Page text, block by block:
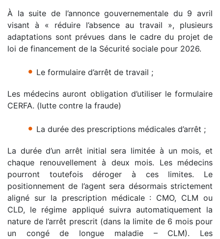
À la suite de l’annonce gouvernementale du 9 avril
visant à « réduire l’absence au travail », plusieurs
adaptations sont prévues dans le cadre du projet de
loi de financement de la Sécurité sociale pour 2026.
• Le formulaire d’arrêt de travail ;
Les médecins auront obligation d’utiliser le formulaire
CERFA. (lutte contre la fraude)
• La durée des prescriptions médicales d’arrêt ;
La durée d’un arrêt initial sera limitée à un mois, et
chaque renouvellement à deux mois. Les médecins
pourront toutefois déroger à ces limites. Le
positionnement de l’agent sera désormais strictement
aligné sur la prescription médicale : CMO, CLM ou
CLD, le régime appliqué suivra automatiquement la
nature de l’arrêt prescrit (dans la limite de 6 mois pour
un congé de longue maladie – CLM). Les